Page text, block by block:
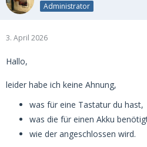
Administrator
3. April 2026
Hallo,
leider habe ich keine Ahnung,
was für eine Tastatur du hast,
was die für einen Akku
wie der angeschlossen wird.